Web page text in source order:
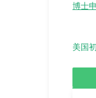
博士
美国